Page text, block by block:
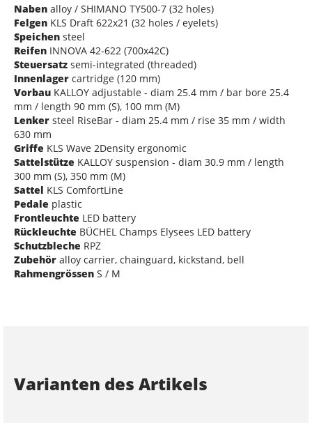
Naben alloy / SHIMANO TY500-7 (32 holes)
Felgen KLS Draft 622x21 (32 holes / eyelets)
Speichen steel
Reifen INNOVA 42-622 (700x42C)
Steuersatz semi-integrated (threaded)
Innenlager cartridge (120 mm)
Vorbau KALLOY adjustable - diam 25.4 mm / bar bore 25.4
mm / length 90 mm (S), 100 mm (M)
Lenker steel RiseBar - diam 25.4 mm / rise 35 mm / width
630 mm
Griffe KLS Wave 2Density ergonomic
Sattelstütze KALLOY suspension - diam 30.9 mm / length
300 mm (S), 350 mm (M)
Sattel KLS ComfortLine
Pedale plastic
Frontleuchte LED battery
Rückleuchte BÜCHEL Champs Elysees LED battery
Schutzbleche RPZ
Zubehör alloy carrier, chainguard, kickstand, bell
Rahmengrössen S / M
Varianten des Artikels